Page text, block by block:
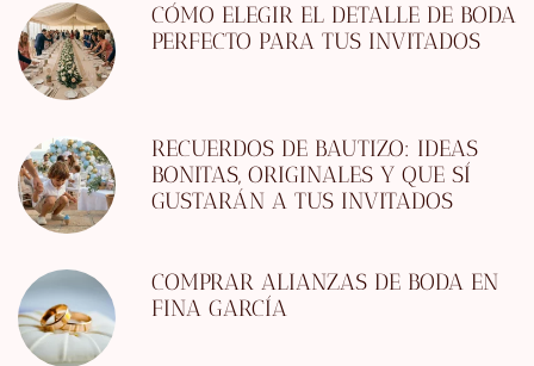
CÓMO ELEGIR EL DETALLE DE BODA
PERFECTO PARA TUS INVITADOS
RECUERDOS DE BAUTIZO: IDEAS
BONITAS, ORIGINALES Y QUE SÍ
GUSTARÁN A TUS INVITADOS
COMPRAR ALIANZAS DE BODA EN
FINA GARCÍA